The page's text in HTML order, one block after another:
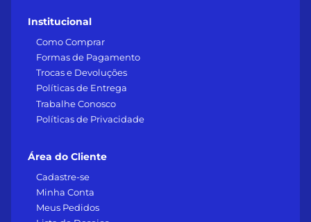
Institucional
Como Comprar
Formas de Pagamento
Trocas e Devoluções
Políticas de Entrega
Trabalhe Conosco
Políticas de Privacidade
Área do Cliente
Cadastre-se
Minha Conta
Meus Pedidos